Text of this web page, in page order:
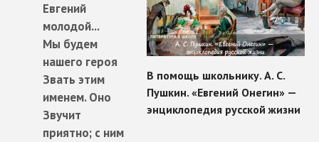
Евгений
молодой...
Мы будем
нашего героя
Звать этим
именем. Оно
Звучит
приятно; с ним